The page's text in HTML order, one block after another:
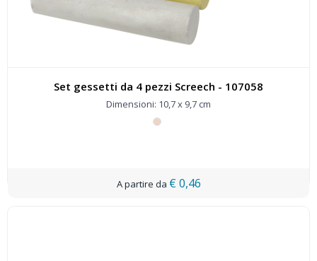
Set gessetti da 4 pezzi Screech - 107058
Dimensioni: 10,7 x 9,7 cm
€ 0,46